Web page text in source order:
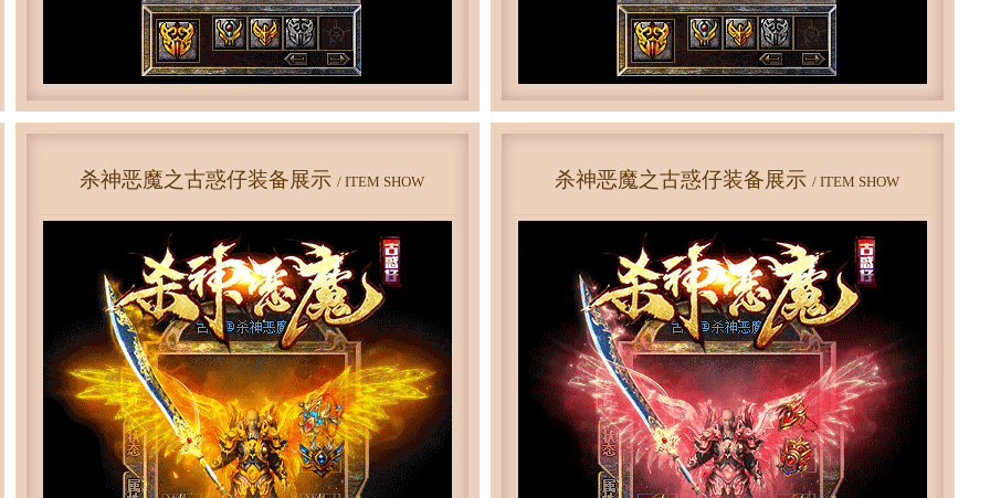
杀神恶魔之古惑仔装备展示 / ITEM SHOW 杀神恶魔之古惑仔装备展示 / ITEM SHOW